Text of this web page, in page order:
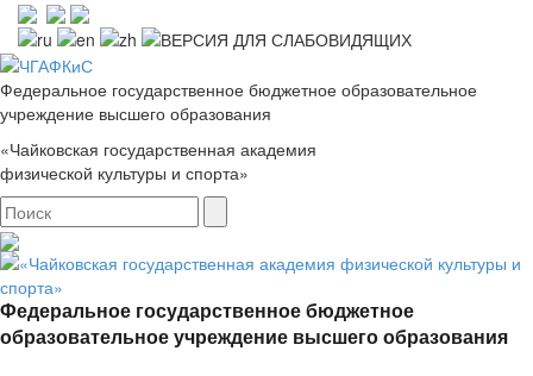
Федеральное государственное бюджетное образовательное
учреждение высшего образования
«Чайковская государственная академия
физической культуры и спорта»
Федеральное государственное бюджетное
образовательное учреждение высшего образования